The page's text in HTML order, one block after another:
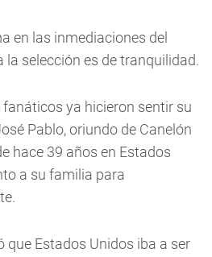
en las inmediaciones del
la selección es de tranquilidad.
ya hicieron sentir su
Pablo, oriundo de Canelón
hace 39 años en Estados
a su familia para
que Estados Unidos iba a ser